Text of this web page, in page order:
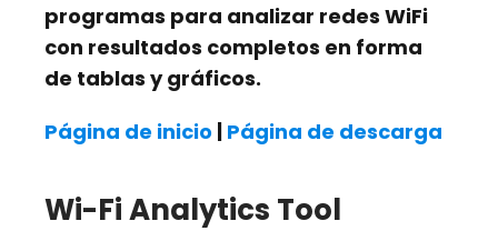
programas para analizar redes WiFi
con resultados completos en forma
de tablas y gráficos.
Página de inicio | Página de descarga
Wi-Fi Analytics Tool